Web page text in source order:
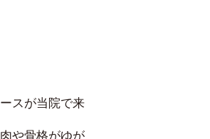
スが当院で来
や骨格がゆが